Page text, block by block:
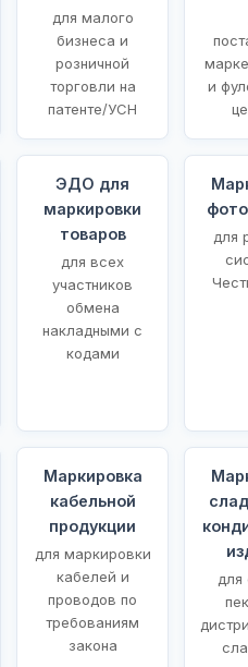
для малого
бизнеса и
розничной
торговли на
патенте/УСН
и
ЭДО для
маркировки
товаров
для всех
участников
обмена
накладными с
кодами
для
Маркировка
кабельной
продукции
для маркировки
кабелей и
проводов по
требованиям
закона
для